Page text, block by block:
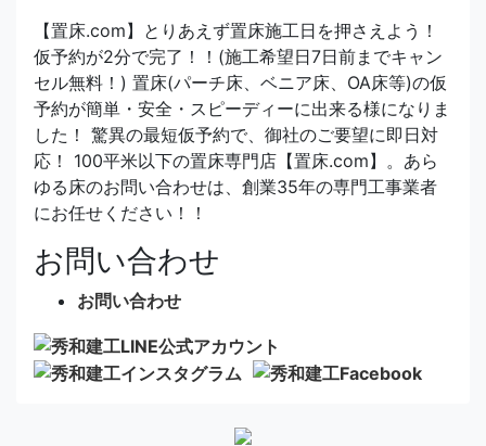
【置床.com】とりあえず置床施工日を押さえよう！
仮予約が2分で完了！！(施工希望日7日前までキャン
セル無料！) 置床(パーチ床、ベニア床、OA床等)の仮
予約が簡単・安全・スピーディーに出来る様になりま
した！ 驚異の最短仮予約で、御社のご要望に即日対
応！ 100平米以下の置床専門店【置床.com】。あら
ゆる床のお問い合わせは、創業35年の専門工事業者
にお任せください！！
お問い合わせ
お問い合わせ